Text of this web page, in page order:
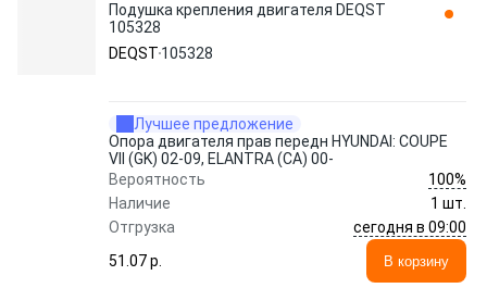
Подушка крепления двигателя DEQST
105328
DEQST 105328
Лучшее предложение
Опора двигателя прав передн HYUNDAI: COUPE
VII (GK) 02-09, ELANTRA (CA) 00-
Вероятность
100%
Наличие
1 шт.
Отгрузка
сегодня в 09:00
51.07 p.
В корзину